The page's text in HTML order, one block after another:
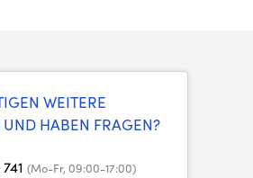
WEITERE
HABEN FRAGEN?
(Mo-Fr, 09:00-17:00)